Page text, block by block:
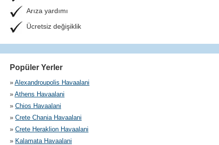
Arıza yardımı
Ücretsiz değişiklik
Popüler Yerler
» Alexandroupolis Havaalani
» Athens Havaalani
» Chios Havaalani
» Crete Chania Havaalani
» Crete Heraklion Havaalani
» Kalamata Havaalani